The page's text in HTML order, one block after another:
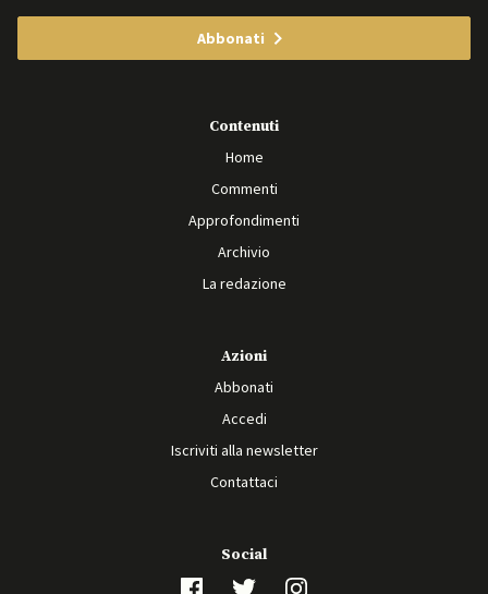
Abbonati
Contenuti
Home
Commenti
Approfondimenti
Archivio
La redazione
Azioni
Abbonati
Accedi
Iscriviti alla newsletter
Contattaci
Social